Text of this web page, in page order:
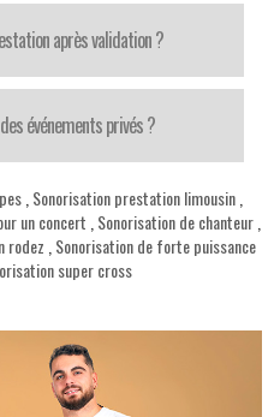
après validation ?
événements privés ?
, Sonorisation prestation limousin,
un concert Sonorisation de chanteur,
rodez Sonorisation de forte puissance
super cross